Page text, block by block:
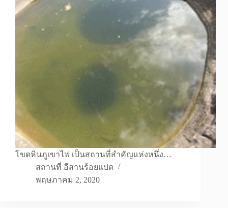
โขดหินภูเขาไฟ เป็นสถานที่สำคัญแห่งหนึ่ง…
สถานที่ อีสานร้อยแปด
พฤษภาคม 2, 2020